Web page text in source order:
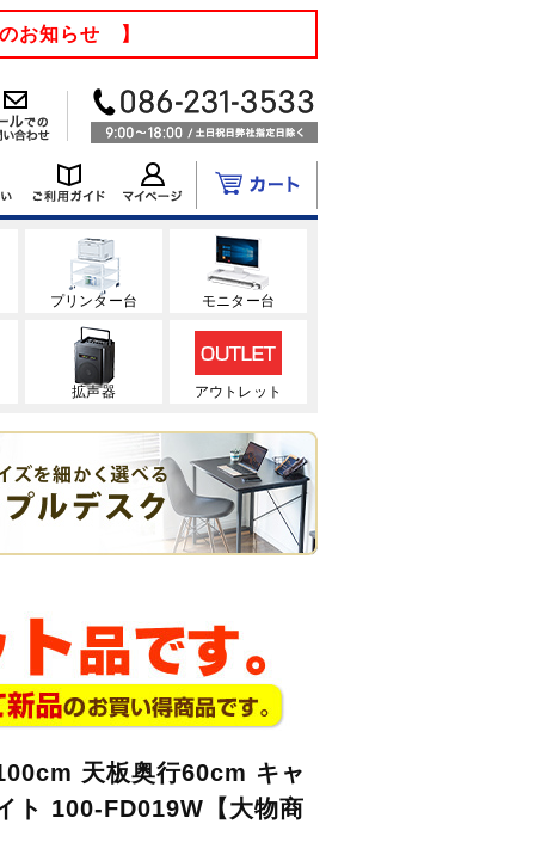
お知らせ 】
プリンター台 モニター台
拡声器 アウトレット
天板奥行60cm キャ
ト 100-FD019W【大物商